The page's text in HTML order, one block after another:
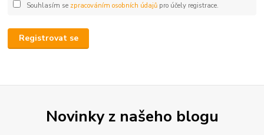
Souhlasím se zpracováním osobních údajůpro účely registrace.
Registrovat se
Novinky z našeho blogu